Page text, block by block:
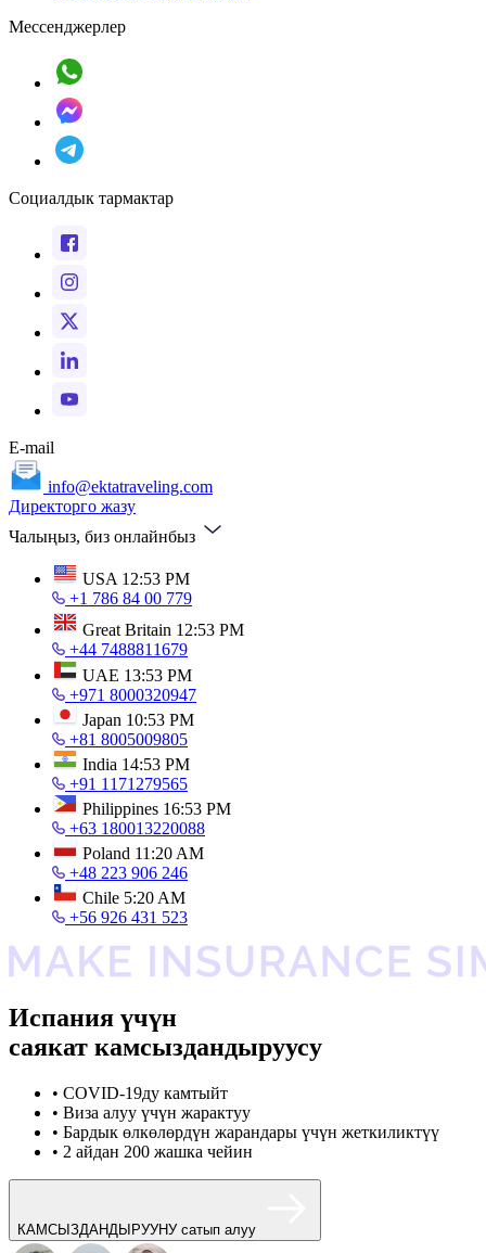
Мессенджерлер
Социалдык тармактар
E-mail
info@ektatraveling.com
Директорго жазу
Чалыңыз, биз онлайнбыз
USA 12:53 PM
+1 786 84 00 779
Great Britain 12:53 PM
+44 7488811679
UAE 13:53 PM
+971 8000320947
Japan 10:53 PM
+81 8005009805
India 14:53 PM
+91 1171279565
Philippines 16:53 PM
+63 180013220088
Poland 11:20 AM
+48 223 906 246
Chile 5:20 AM
+56 926 431 523
Испания үчүн
саякат камсыздандыруусу
• COVID-19ду камтыйт
• Виза алуу үчүн жарактуу
• Бардык өлкөлөрдүн жарандары үчүн жеткиликтүү
• 2 айдан 200 жашка чейин
КАМСЫЗДАНДЫРУУНУ сатып алуу